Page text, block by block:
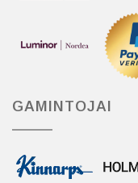
GAMINTOJAI